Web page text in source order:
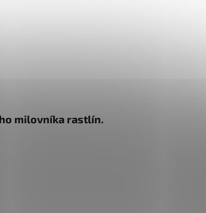
milovníka rastlín.